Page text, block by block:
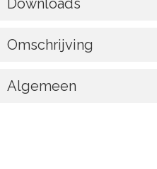
Downloads
Omschrijving
Algemeen